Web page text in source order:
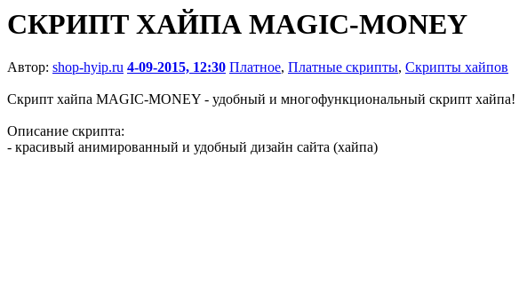
СКРИПТ ХАЙПА MAGIC-MONEY
Автор: shop-hyip.ru 4-09-2015, 12:30 Платное, Платные скрипты, Скрипты хайпов
Скрипт хайпа MAGIC-MONEY - удобный и многофункциональный скрипт хайпа!
Описание скрипта:
- красивый анимированный и удобный дизайн сайта (хайпа)